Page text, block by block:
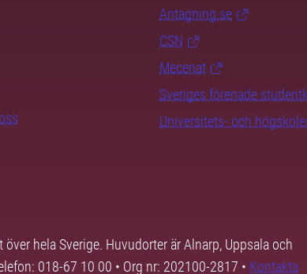
Antagning.se
CSN
Mecenat
Sveriges förenade
Universitets- och
hela Sverige. Huvudorter är Alnarp, Uppsala och
018-67 10 00 • Org nr: 202100-2817 • Kontakta